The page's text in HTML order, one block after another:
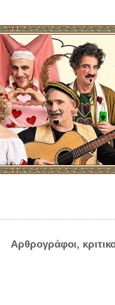
Αρθρογράφοι,